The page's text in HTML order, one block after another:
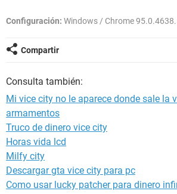
Configuración: Windows / Chrome
Compartir
Consulta también:
Mi vice city no le aparece donde sale la
armamentos
Truco de dinero vice city
Horas vida lcd
Milfy city
Descargar gta vice city para pc
Como usar lucky patcher para dinero